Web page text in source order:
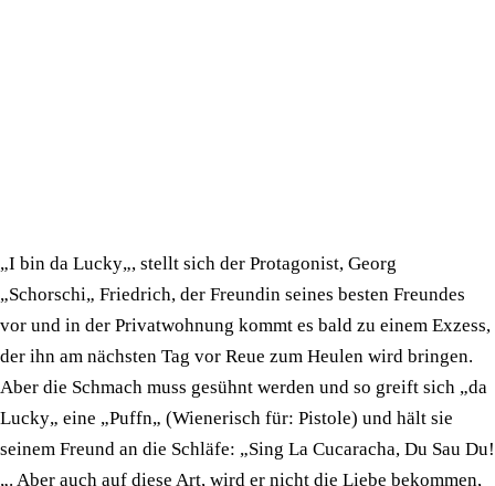
„I bin da Lucky„, stellt sich der Protagonist, Georg
„Schorschi„ Friedrich, der Freundin seines besten Freundes
vor und in der Privatwohnung kommt es bald zu einem Exzess,
der ihn am nächsten Tag vor Reue zum Heulen wird bringen.
Aber die Schmach muss gesühnt werden und so greift sich „da
Lucky„ eine „Puffn„ (Wienerisch für: Pistole) und hält sie
seinem Freund an die Schläfe: „Sing La Cucaracha, Du Sau Du!
„. Aber auch auf diese Art, wird er nicht die Liebe bekommen,